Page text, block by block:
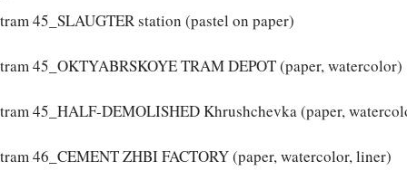
tram 45_SLAUGTER station (pastel on paper)
tram 45_OKTYABRSKOYE TRAM DEPOT (paper, watercolor)
tram 45_HALF-DEMOLISHED Khrushchevka (paper,
tram 46_CEMENT ZHBI FACTORY (paper, watercolor, liner)